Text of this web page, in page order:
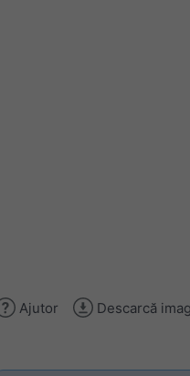
Ajutor Descarcă